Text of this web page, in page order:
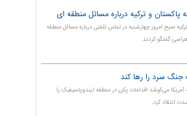
پاکستان و ترکیه درباره مسائل منطقه ای
صبح امروز چهارشنبه در تماس تلفنی درباره مسائل منطقه
گفتگو کردند.
سرد را رها کند
آمریکا می‌کوشد اقدامات پکن در منطقه ایندوپاسیفیک را
انتقاد کرد.